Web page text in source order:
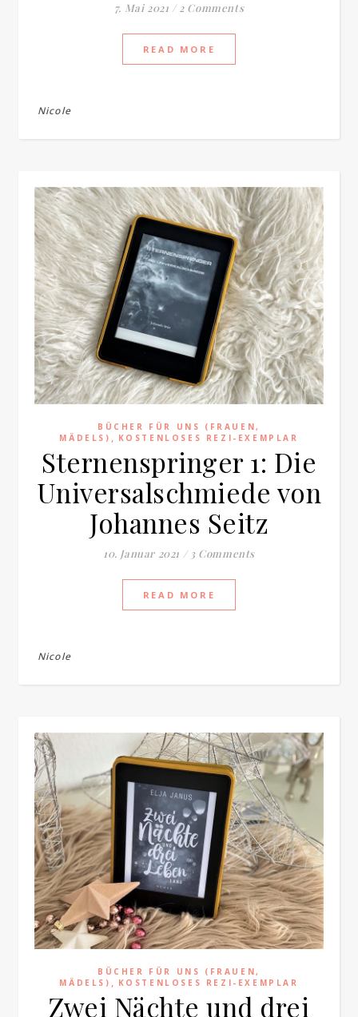
7. Mai 2021 / 2 Comments
READ MORE
Nicole
BÜCHER FÜR UNS (FRAUEN,
MÄDELS) , KOSTENLOSES REZI-EXEMPLAR
Sternenspringer 1: Die
Universalschmiede von
Johannes Seitz
10. Januar 2021 / 3 Comments
READ MORE
Nicole
BÜCHER FÜR UNS (FRAUEN,
MÄDELS) , KOSTENLOSES REZI-EXEMPLAR
Zwei Nächte und drei